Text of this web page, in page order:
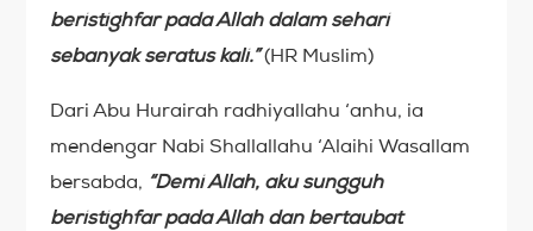
beristighfar pada Allah dalam sehari
sebanyak seratus kali.”(HR Muslim)
Dari Abu Hurairah radhiyallahu ‘anhu, ia
mendengar Nabi Shallallahu ‘Alaihi Wasallam
bersabda, “Demi Allah, aku sungguh
beristighfar pada Allah dan bertaubat